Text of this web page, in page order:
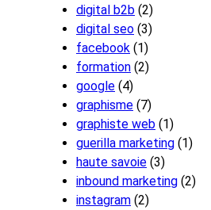
digital b2b (2)
digital seo (3)
facebook (1)
formation (2)
google (4)
graphisme (7)
graphiste web (1)
guerilla marketing (1)
haute savoie (3)
inbound marketing (2)
instagram (2)